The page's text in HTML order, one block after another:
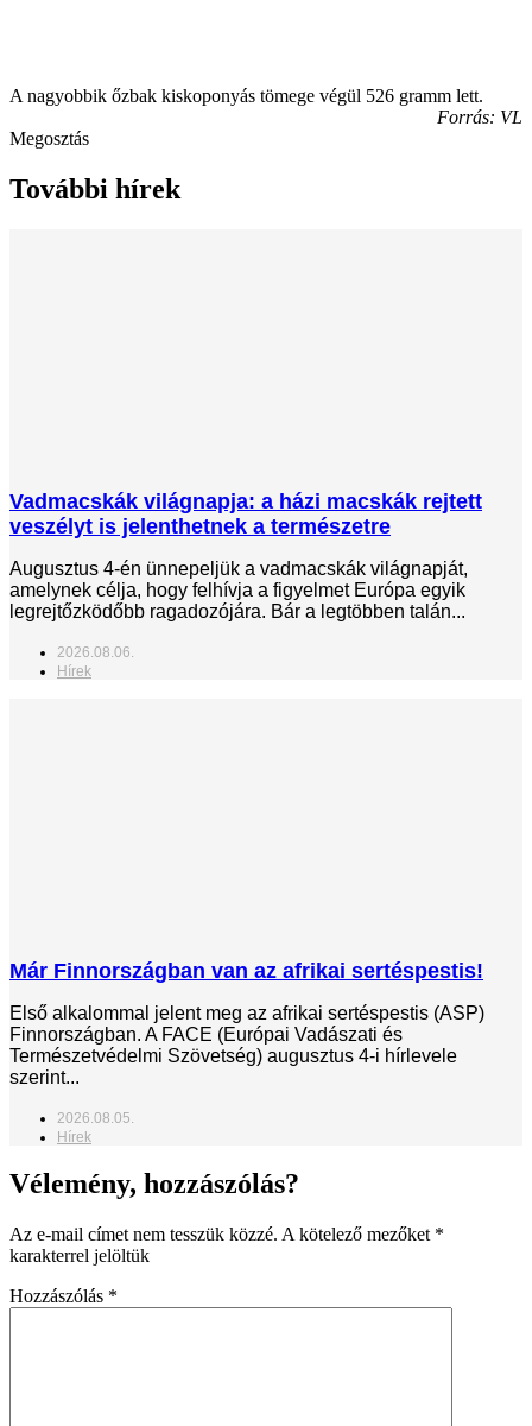
A nagyobbik őzbak kiskoponyás tömege végül 526 gramm lett.
Forrás: VL
Megosztás
További hírek
Vadmacskák világnapja: a házi macskák rejtett
veszélyt is jelenthetnek a természetre
Augusztus 4-én ünnepeljük a vadmacskák világnapját,
amelynek célja, hogy felhívja a figyelmet Európa egyik
legrejtőzködőbb ragadozójára. Bár a legtöbben talán...
2026.08.06.
Hírek
Már Finnországban van az afrikai sertéspestis!
Első alkalommal jelent meg az afrikai sertéspestis (ASP)
Finnországban. A FACE (Európai Vadászati és
Természetvédelmi Szövetség) augusztus 4-i hírlevele
szerint...
2026.08.05.
Hírek
Vélemény, hozzászólás?
Az e-mail címet nem tesszük közzé. A kötelező mezőket *
karakterrel jelöltük
Hozzászólás *